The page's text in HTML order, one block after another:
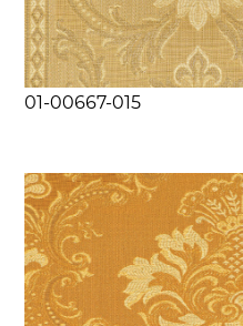
01-00667-015